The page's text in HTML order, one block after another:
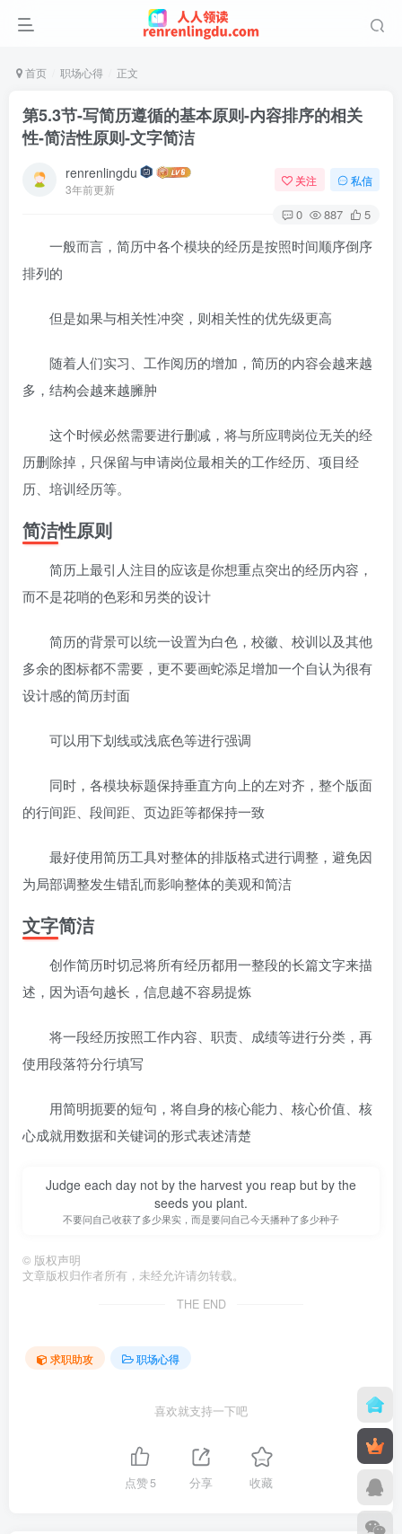
首页 职场心得 正文
第5.3节-写简历遵循的基本原则-内容排序的相关
性-简洁性原则-文字简洁
renrenlingdu
3年前更新
关注 私信
0 887 5
一般而言，简历中各个模块的经历是按照时间顺序倒序
排列的
但是如果与相关性冲突，则相关性的优先级更高
随着人们实习、工作阅历的增加，简历的内容会越来越
多，结构会越来越臃肿
这个时候必然需要进行删减，将与所应聘岗位无关的经
历删除掉，只保留与申请岗位最相关的工作经历、项目经
历、培训经历等。
简洁性原则
简历上最引人注目的应该是你想重点突出的经历内容，
而不是花哨的色彩和另类的设计
简历的背景可以统一设置为白色，校徽、校训以及其他
多余的图标都不需要，更不要画蛇添足增加一个自认为很有
设计感的简历封面
可以用下划线或浅底色等进行强调
同时，各模块标题保持垂直方向上的左对齐，整个版面
的行间距、段间距、页边距等都保持一致
最好使用简历工具对整体的排版格式进行调整，避免因
为局部调整发生错乱而影响整体的美观和简洁
文字简洁
创作简历时切忌将所有经历都用一整段的长篇文字来描
述，因为语句越长，信息越不容易提炼
将一段经历按照工作内容、职责、成绩等进行分类，再
使用段落符分行填写
用简明扼要的短句，将自身的核心能力、核心价值、核
心成就用数据和关键词的形式表述清楚
Judge each day not by the harvest you reap but by the
seeds you plant.
不要问自己收获了多少果实，而是要问自己今天播种了多少种子
© 版权声明
文章版权归作者所有，未经允许请勿转载。
THE END
求职助攻 职场心得
喜欢就支持一下吧
点赞5 分享 收藏